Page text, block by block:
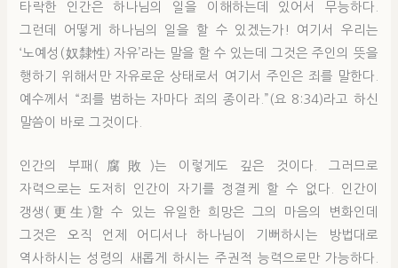
타락한 인간은 하나님의 일을 이해하는데 있어서 무능하다.
그런데 어떻게 하나님의 일을 할 수 있겠는가! 여기서 우리는
‘노예성(奴隸性) 자유’라는 말을 할 수 있는데 그것은 주인의 뜻을
행하기 위해서만 자유로운 상태로서 여기서 주인은 죄를 말한다.
예수께서 “죄를 범하는 자마다 죄의 종이라.”(요 8:34)라고 하신
말씀이 바로 그것이다.
인간의 부패(腐敗)는 이렇게도 깊은 것이다. 그러므로
자력으로는 도저히 인간이 자기를 정결케 할 수 없다. 인간이
갱생(更生)할 수 있는 유일한 희망은 그의 마음의 변화인데
그것은 오직 언제 어디서나 하나님이 기뻐하시는 방법대로
역사하시는 성령의 새롭게 하시는 주권적 능력으로만 가능하다.